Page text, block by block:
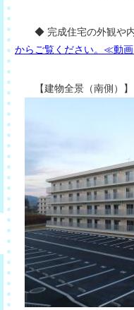
◆ 完成住宅の外観や内
からご覧ください。≪動
【建物全景（南側）】